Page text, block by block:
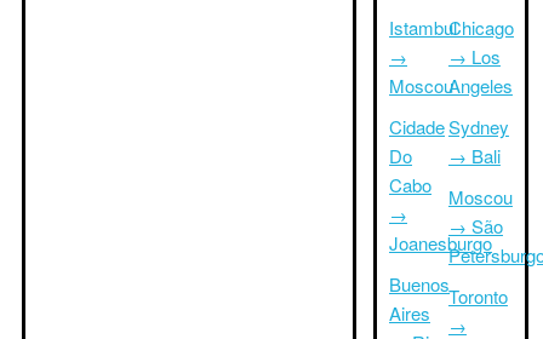
Istambul
→
Moscou
Cidade
Do
Cabo
→
Joanesburgo
Buenos
Aires
Chicago
→ Los
Angeles
Sydney
→ Bali
Moscou
→ São
Toronto
→